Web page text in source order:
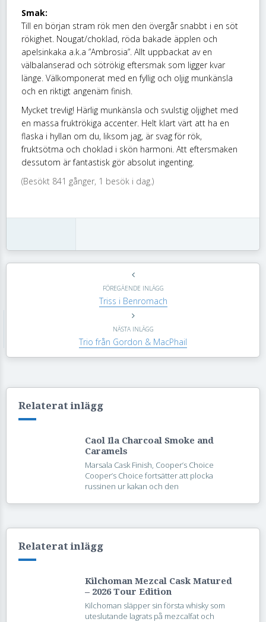
Smak:
Till en början stram rök men den övergår snabbt i en söt
rökighet. Nougat/choklad, röda bakade äpplen och
apelsinkaka a.k.a ”Ambrosia”. Allt uppbackat av en
välbalanserad och sötrökig eftersmak som ligger kvar
länge. Välkomponerat med en fyllig och oljig munkänsla
och en riktigt angenäm finish.
Mycket trevlig! Härlig munkänsla och svulstig oljighet med
en massa fruktrökiga accenter. Helt klart värt att ha en
flaska i hyllan om du, liksom jag, är svag för rök,
fruktsötma och choklad i skön harmoni. Att eftersmaken
dessutom är fantastisk gör absolut ingenting.
(Besökt 841 gånger, 1 besök i dag.)
FÖREGÄENDE INLÄGG
Triss i Benromach
NÄSTA INLÄGG
Trio från Gordon & MacPhail
Relaterat inlägg
Caol Ila Charcoal Smoke and
Caramels
Marsala Cask Finish, Cooper’s Choice
Cooper’s Choice fortsätter att plocka
russinen ur kakan och den
Relaterat inlägg
Kilchoman Mezcal Cask Matured
– 2026 Tour Edition
Kilchoman släpper sin första whisky som
uteslutande lagrats på mezcalfat och